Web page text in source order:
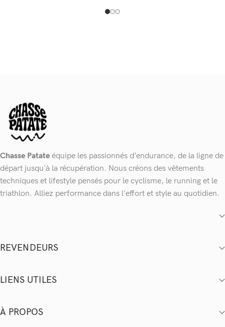
Chasse Patate équipe les passionnés d’endurance, de la ligne de
départ jusqu'à la récupération. Nous créons des vêtements
techniques et lifestyle pensés pour le cyclisme, le running et le
triathlon. Alliez performance dans l'effort et style au quotidien.
REVENDEURS
LIENS UTILES
À PROPOS